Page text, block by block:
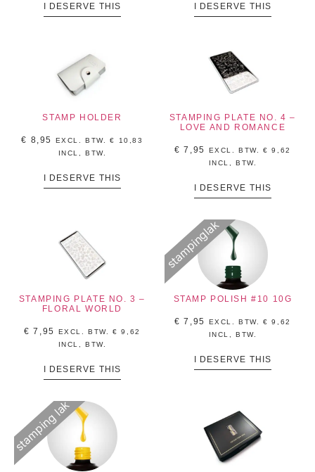
I DESERVE THIS I DESERVE THIS
STAMP HOLDER
€ 8,95 EXCL. BTW.€
10,83
INCL, BTW.
I DESERVE THIS
STAMPING PLATE NO. 4 –
LOVE AND ROMANCE
€ 7,95 EXCL. BTW.€ 9,62
INCL, BTW.
I DESERVE THIS
STAMPING PLATE NO. 3 –
FLORAL WORLD
€ 7,95 EXCL. BTW.€ 9,62
INCL, BTW.
I DESERVE THIS
stampinglak
STAMP POLISH #10 10G
€ 7,95 EXCL. BTW.€ 9,62
INCL, BTW.
I DESERVE THIS
stamping lak